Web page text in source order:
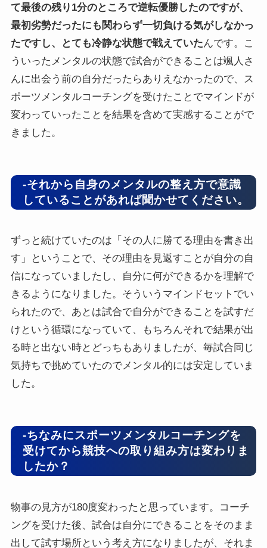
て最後の残り1分のところで逆転優勝したのですが、
最初劣勢だったにも関わらず一切負ける気がしなかっ
たですし、とても冷静な状態で戦えていたんです。こ
ういったメンタルの状態で試合ができることは颯人さ
んに出会う前の自分だったらありえなかったので、ス
ポーツメンタルコーチングを受けたことでマインドが
変わっていったことを結果を含めて実感することがで
きました。
-それから自身のメンタルの整え方で意識
していることがあれば聞かせてください。
ずっと続けていたのは「その人に勝てる理由を書き出
す」ということで、その理由を見返すことが自分の自
信になっていましたし、自分に何ができるかを理解で
きるようになりました。そういうマインドセットでい
られたので、あとは試合で自分ができることを試すだ
けという循環になっていて、もちろんそれで結果が出
る時と出ない時とどっちもありましたが、毎試合同じ
気持ちで挑めていたのでメンタル的には安定していま
した。
-ちなみにスポーツメンタルコーチングを
受けてから競技への取り組み方は変わりま
したか？
物事の見方が180度変わったと思っています。コーチ
ングを受けた後、試合は自分にできることをそのまま
出して試す場所という考え方になりましたが、それま